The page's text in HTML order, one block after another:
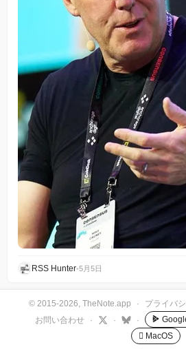
RSS Hunter•5月5日
© 2015-2026, TheNote.app · プライバ
お問い合わせ
· · ·
 MacOS